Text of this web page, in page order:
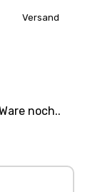
Versand
noch..